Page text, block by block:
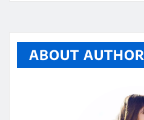
ABOUT AUTHOR